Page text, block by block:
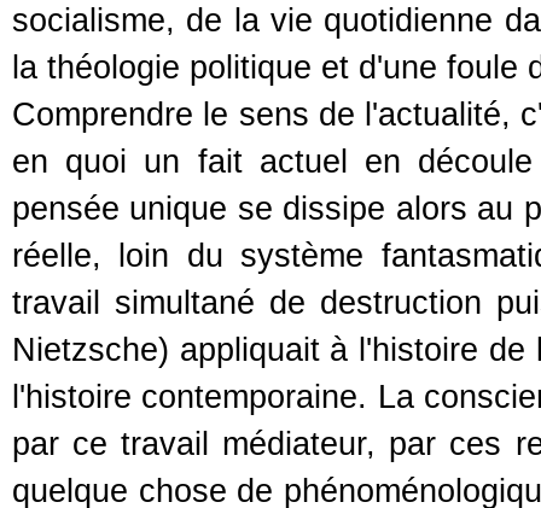
socialisme, de la vie quotidienne
la théologie politique et d'une foule
Comprendre le sens de l'actualité,
en quoi un fait actuel en
pensée unique se dissipe alors au
réelle, loin du système
travail simultané de destruction
Nietzsche) appliquait à l'histoire
l'histoire contemporaine. La
par ce travail médiateur, par ces
quelque chose de